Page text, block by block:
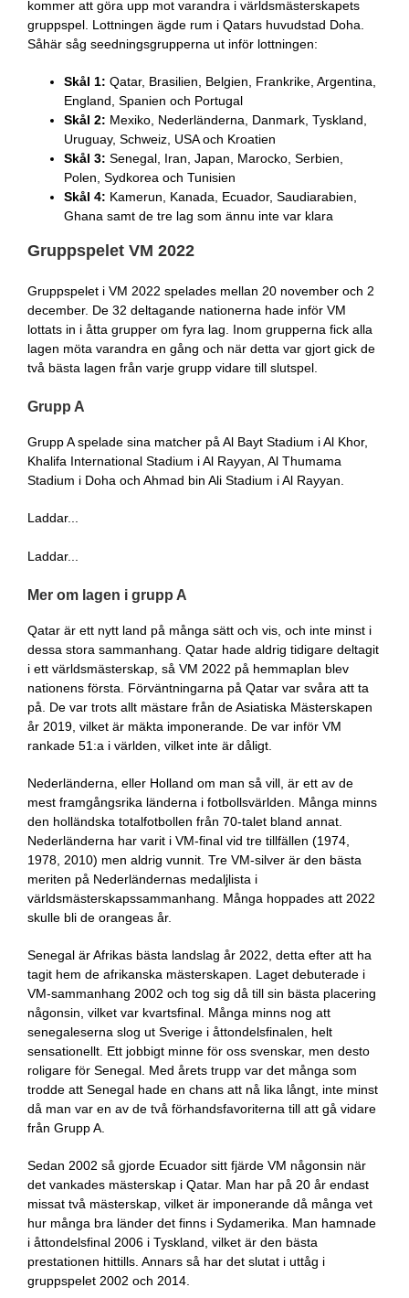
kommer att göra upp mot varandra i världsmästerskapets
gruppspel. Lottningen ägde rum i Qatars huvudstad Doha.
Såhär såg seedningsgrupperna ut inför lottningen:
Skål 1: Qatar, Brasilien, Belgien, Frankrike, Argentina,
England, Spanien och Portugal
Skål 2: Mexiko, Nederländerna, Danmark, Tyskland,
Uruguay, Schweiz, USA och Kroatien
Skål 3: Senegal, Iran, Japan, Marocko, Serbien,
Polen, Sydkorea och Tunisien
Skål 4: Kamerun, Kanada, Ecuador, Saudiarabien,
Ghana samt de tre lag som ännu inte var klara
Gruppspelet VM 2022
Gruppspelet i VM 2022 spelades mellan 20 november och 2
december. De 32 deltagande nationerna hade inför VM
lottats in i åtta grupper om fyra lag. Inom grupperna fick alla
lagen möta varandra en gång och när detta var gjort gick de
två bästa lagen från varje grupp vidare till slutspel.
Grupp A
Grupp A spelade sina matcher på Al Bayt Stadium i Al Khor,
Khalifa International Stadium i Al Rayyan, Al Thumama
Stadium i Doha och Ahmad bin Ali Stadium i Al Rayyan.
Laddar...
Laddar...
Mer om lagen i grupp A
Qatar är ett nytt land på många sätt och vis, och inte minst i
dessa stora sammanhang. Qatar hade aldrig tidigare deltagit
i ett världsmästerskap, så VM 2022 på hemmaplan blev
nationens första. Förväntningarna på Qatar var svåra att ta
på. De var trots allt mästare från de Asiatiska Mästerskapen
år 2019, vilket är mäkta imponerande. De var inför VM
rankade 51:a i världen, vilket inte är dåligt.
Nederländerna, eller Holland om man så vill, är ett av de
mest framgångsrika länderna i fotbollsvärlden. Många minns
den holländska totalfotbollen från 70-talet bland annat.
Nederländerna har varit i VM-final vid tre tillfällen (1974,
1978, 2010) men aldrig vunnit. Tre VM-silver är den bästa
meriten på Nederländernas medaljlista i
världsmästerskapssammanhang. Många hoppades att 2022
skulle bli de orangeas år.
Senegal är Afrikas bästa landslag år 2022, detta efter att ha
tagit hem de afrikanska mästerskapen. Laget debuterade i
VM-sammanhang 2002 och tog sig då till sin bästa placering
någonsin, vilket var kvartsfinal. Många minns nog att
senegaleserna slog ut Sverige i åttondelsfinalen, helt
sensationellt. Ett jobbigt minne för oss svenskar, men desto
roligare för Senegal. Med årets trupp var det många som
trodde att Senegal hade en chans att nå lika långt, inte minst
då man var en av de två förhandsfavoriterna till att gå vidare
från Grupp A.
Sedan 2002 så gjorde Ecuador sitt fjärde VM någonsin när
det vankades mästerskap i Qatar. Man har på 20 år endast
missat två mästerskap, vilket är imponerande då många vet
hur många bra länder det finns i Sydamerika. Man hamnade
i åttondelsfinal 2006 i Tyskland, vilket är den bästa
prestationen hittills. Annars så har det slutat i uttåg i
gruppspelet 2002 och 2014.